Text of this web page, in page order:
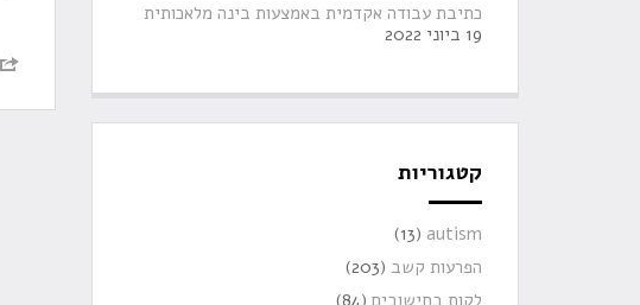
כתיבת עבודה אקדמית באמצעות בינה מלאכותית
19 ביוני 2022
קטגוריות
autism
(13)
הפרעות קשב (203)
לקות בחישובים (84)